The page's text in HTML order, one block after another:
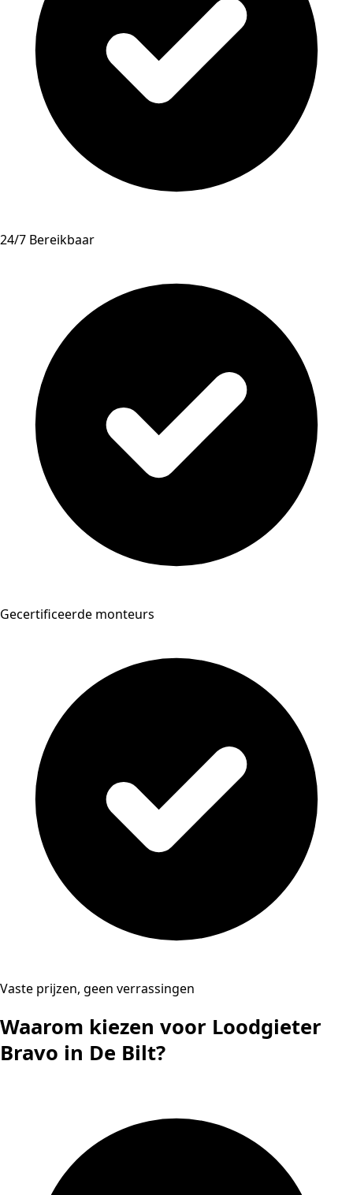
24/7 Bereikbaar
Gecertificeerde monteurs
Vaste prijzen, geen verrassingen
Waarom kiezen voor Loodgieter
Bravo in De Bilt?